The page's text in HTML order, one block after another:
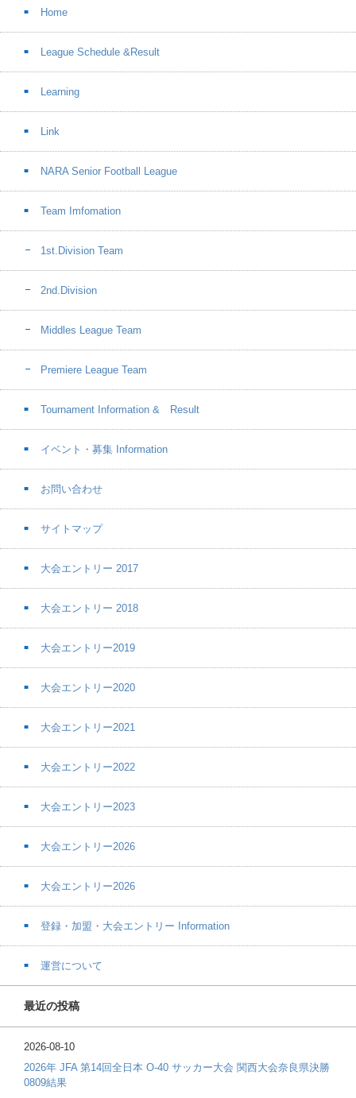
Home
League Schedule &Result
Learning
Link
NARA Senior Football League
Team Imfomation
1st.Division Team
2nd.Division
Middles League Team
Premiere League Team
Tournament Information & Result
イベント・募集 Information
お問い合わせ
サイトマップ
大会エントリー 2017
大会エントリー 2018
大会エントリー2019
大会エントリー2020
大会エントリー2021
大会エントリー2022
大会エントリー2023
大会エントリー2026
大会エントリー2026
登録・加盟・大会エントリー Information
運営について
最近の投稿
2026-08-10
2026年 JFA 第14回全日本 O-40 サッカー大会 関西大会奈良県決勝
0809結果